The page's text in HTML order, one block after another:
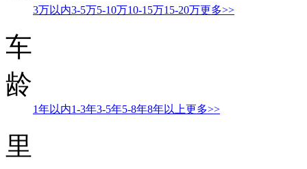
3万以内3-5万5-10万10-15万15-20万更多>>
车
龄
1年以内1-3年3-5年5-8年8年以上更多>>
里